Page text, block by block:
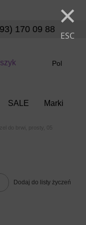
×
ESC
170 09 88
Pol
SALE Marki
do brwi, prosty, 05
Dodaj do listy życzeń